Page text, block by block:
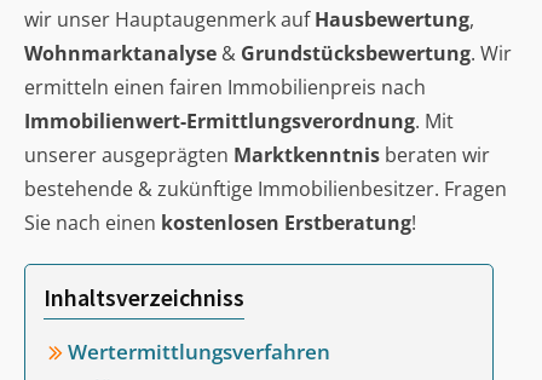
wir unser Hauptaugenmerk aufHausbewertung,
Wohnmarktanalyse & Grundstücksbewertung. Wir
ermitteln einen fairen Immobilienpreis nach
Immobilienwert-Ermittlungsverordnung. Mit
unserer ausgeprägten Marktkenntnis beraten wir
bestehende & zukünftige Immobilienbesitzer. Fragen
Sie nach einen kostenlosen Erstberatung!
Inhaltsverzeichniss
Wertermittlungsverfahren